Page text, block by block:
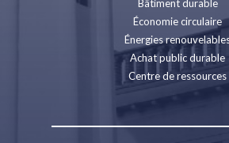
Bâtiment durable
Économie circulaire
Énergies
Achat public durable
Centre de ressources